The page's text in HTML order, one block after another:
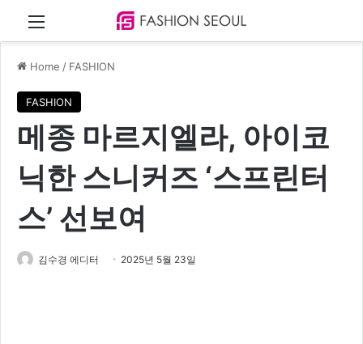
Menu
Home / FASHION
FASHION
메종 마르지엘라, 아이코
닉한 스니커즈 ‘스프린터
스’ 선보여
김수경 에디터 2025년 5월 23일